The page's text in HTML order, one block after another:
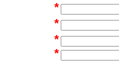
*
*
*
*